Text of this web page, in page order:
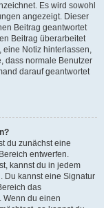
Es wird sowohl
angezeigt. Dieser
Beitrag geantwortet
Beitrag überarbeitet
eine Notiz hinterlassen,
dass normale Benutzer
darauf geantwortet
du zunächst eine
entwerfen.
kannst du in jedem
Du kannst eine Signatur
das
Wenn du einen